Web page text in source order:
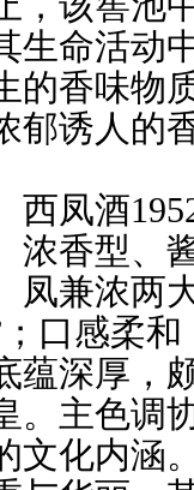
生命活动
的香味物
郁诱人的
凤酒1952
浓香型、
凤兼浓两
口感柔
蕴深厚，
。主色调
文化内涵